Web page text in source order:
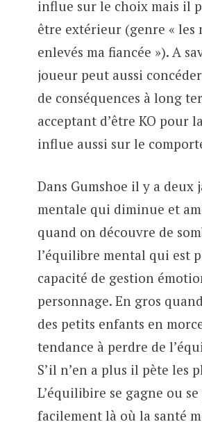
influe sur le choix mais il
être extérieur (genre « les
enlevés ma fiancée »). A
joueur peut aussi
de conséquences à long
acceptant d’être KO pour
influe aussi sur le
Dans Gumshoe il y a deux
mentale qui diminue et
quand on découvre de
l’équilibre mental qui est
capacité de gestion
personnage. En gros
des petits enfants en
tendance à perdre de
S’il n’en a plus il pète les
L’équilibire se gagne ou se
facilement là où la santé